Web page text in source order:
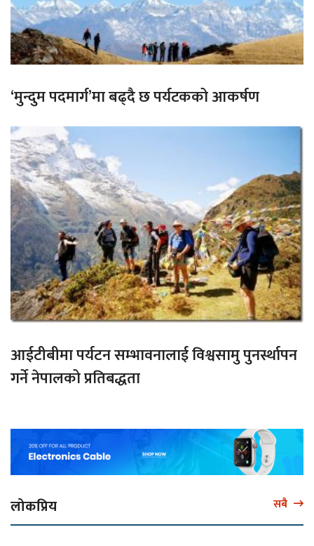
‘मुन्दुम पदमार्ग’मा बढ्दै छ पर्यटकको आकर्षण
आईटीबीमा पर्यटन सम्भावनालाई विश्वसामु पुनर्स्थापन
गर्ने नेपालको प्रतिबद्धता
लोकप्रिय सबै